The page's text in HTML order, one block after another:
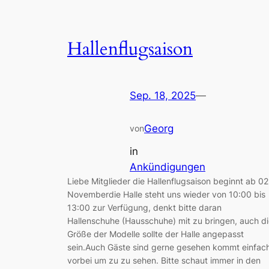
Hallenflugsaison
Sep. 18, 2025—
vonGeorg
in
Ankündigungen
Liebe Mitglieder die Hallenflugsaison beginnt ab 02
Novemberdie Halle steht uns wieder von 10:00 bis
13:00 zur Verfügung, denkt bitte daran
Hallenschuhe (Hausschuhe) mit zu bringen, auch
Größe der Modelle sollte der Halle angepasst
sein.Auch Gäste sind gerne gesehen kommt
vorbei um zu zu sehen. Bitte schaut immer in den